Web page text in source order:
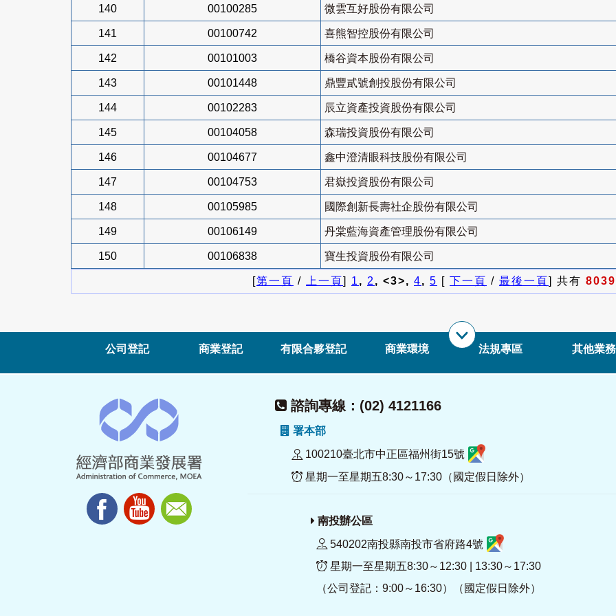
140 00100285 微雲互好股份有限公司
141 00100742 喜熊智控股份有限公司
142 00101003 橋谷資本股份有限公司
143 00101448 鼎豐貳號創投股份有限公司
144 00102283 辰立資產投資股份有限公司
145 00104058 森瑞投資股份有限公司
146 00104677 鑫中澄清眼科技股份有限公司
147 00104753 君嶽投資股份有限公司
148 00105985 國際創新長壽社企股份有限公司
149 00106149 丹棠藍海資產管理股份有限公司
150 00106838 寶生投資股份有限公司
[第一頁 / 上一頁] 1, 2, <3>, 4, 5 [ 下一頁 / 最後一頁] 共有 8039
公司登記 商業登記 有限合夥登記 商業環境 法規專區 其他業務
諮詢專線：(02) 4121166
署本部
100210臺北市中正區福州街15號
星期一至星期五8:30～17:30（國定假日除外）
南投辦公區
540202南投縣南投市省府路4號
星期一至星期五8:30～12:30 | 13:30～17:30
（公司登記：9:00～16:30）（國定假日除外）